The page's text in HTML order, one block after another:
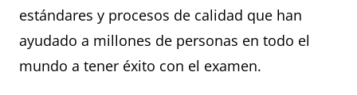
estándares y procesos de calidad que han
ayudado a millones de personas en todo el
mundo a tener éxito con el examen.